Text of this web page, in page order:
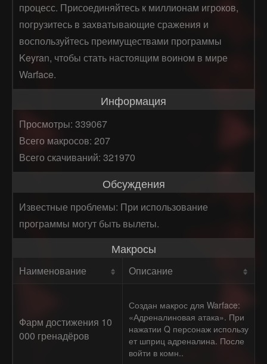
процесс. Присоединяйтесь к миллионам игроков,
погрузитесь в захватывающие сражения и
воспользуйтесь преимуществами программы
Keyran, чтобы стать настоящим воином в мире
Warface.
Информация
Просмотры: 339067
Всего макросов: 207
Всего скачиваний: 321970
Обсуждения
Известные проблемы: При использование
программы могут быть вылеты.
Макросы
Наименование Описание
Фарм достижения 10
000 гренадёров
Создан макрос для Warface:
«Адреналиновая атака». При
нажатии Q персонаж использу
ет шприц адреналина. После
войти в комн..